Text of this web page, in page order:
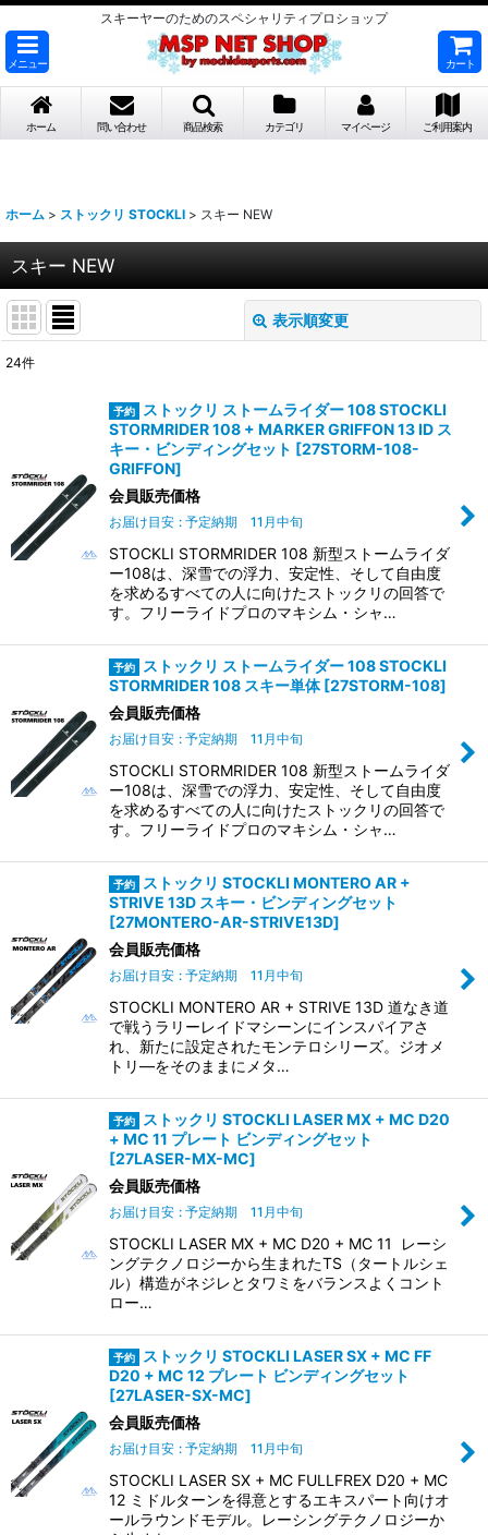
スキーヤーのためのスペシャリティプロショップ
メニュー カート
ホーム 問い合わせ 商品検索 カテゴリ マイページ ご利用案内
ホーム > ストックリ STOCKLI > スキー NEW
スキー NEW
表示順変更
24件
ストックリ ストームライダー 108 STOCKLI
STORMRIDER 108 + MARKER GRIFFON 13 ID ス
キー・ビンディングセット [27STORM-108-
GRIFFON]
会員販売価格
お届け目安 : 予定納期 11月中旬
STOCKLI STORMRIDER 108 新型ストームライダ
ー108は、深雪での浮力、安定性、そして自由度
を求めるすべての人に向けたストックリの回答で
す。フリーライドプロのマキシム・シャ…
ストックリ ストームライダー 108 STOCKLI
STORMRIDER 108 スキー単体 [27STORM-108]
会員販売価格
お届け目安 : 予定納期 11月中旬
STOCKLI STORMRIDER 108 新型ストームライダ
ー108は、深雪での浮力、安定性、そして自由度
を求めるすべての人に向けたストックリの回答で
す。フリーライドプロのマキシム・シャ…
ストックリ STOCKLI MONTERO AR +
STRIVE 13D スキー・ビンディングセット
[27MONTERO-AR-STRIVE13D]
会員販売価格
お届け目安 : 予定納期 11月中旬
STOCKLI MONTERO AR + STRIVE 13D 道なき道
で戦うラリーレイドマシーンにインスパイアさ
れ、新たに設定されたモンテロシリーズ。ジオメ
トリ―をそのままにメタ…
ストックリ STOCKLI LASER MX + MC D20
+ MC 11 プレート ビンディングセット
[27LASER-MX-MC]
会員販売価格
お届け目安 : 予定納期 11月中旬
STOCKLI LASER MX + MC D20 + MC 11 レーシ
ングテクノロジーから生まれたTS（タートルシェ
ル）構造がネジレとタワミをバランスよくコント
ロー…
ストックリ STOCKLI LASER SX + MC FF
D20 + MC 12 プレート ビンディングセット
[27LASER-SX-MC]
会員販売価格
お届け目安 : 予定納期 11月中旬
STOCKLI LASER SX + MC FULLFREX D20 + MC
12 ミドルターンを得意とするエキスパート向けオ
ールラウンドモデル。レーシングテクノロジーか